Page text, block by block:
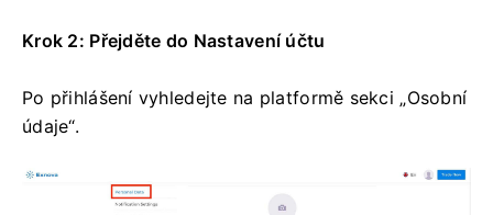
Krok 2: Přejděte do Nastavení účtu
Po přihlášení vyhledejte na platformě sekci „Osobní
údaje“.